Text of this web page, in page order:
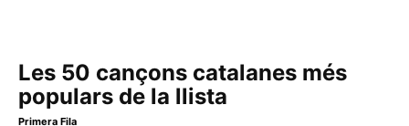
Les 50 cançons catalanes més
populars de la llista
Primera Fila